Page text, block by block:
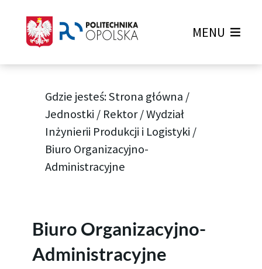
MENU
Gdzie jesteś:Strona główna /
Jednostki / Rektor/Wydział
Inżynierii Produkcji i Logistyki /
Biuro Organizacyjno-
Administracyjne
Biuro Organizacyjno-
Administracyjne